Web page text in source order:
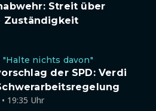
Streit über
Zuständigkeit
"Halte nichts davon"
der SPD: Verdi
19:35 Uhr